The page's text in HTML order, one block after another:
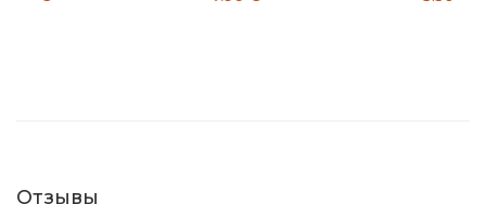
Отзывы